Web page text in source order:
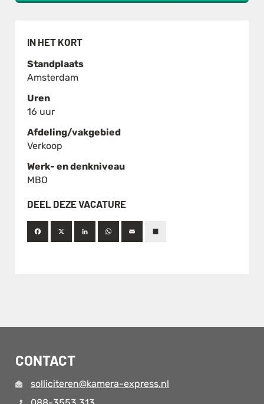
IN HET KORT
Standplaats
Amsterdam
Uren
16 uur
Afdeling/vakgebied
Verkoop
Werk- en denkniveau
MBO
DEEL DEZE VACATURE
CONTACT
solliciteren@kamera-express.nl